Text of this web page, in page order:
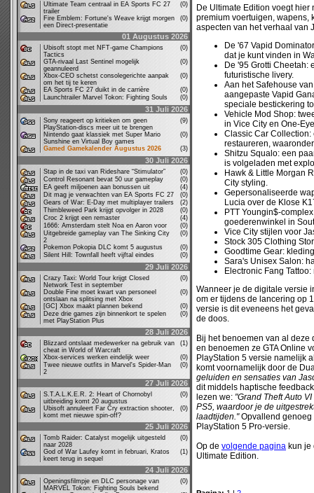
Ultimate Team centraal in EA Sports FC 27
trailer
(0)
Fire Emblem: Fortune's Weave krijgt morgen
een Direct-presentatie
(0)
01 Augustus 2026
Ubisoft stopt met NFT-game Champions
Tactics
(0)
GTA-rivaal Last Sentinel mogelijk
geannuleerd
(0)
Xbox-CEO schetst consolegerichte aanpak
om het tij te keren
(0)
EA Sports FC 27 duikt in de carrière
(0)
Launchtrailer Marvel Tokon: Fighting Souls
(0)
31 Juli 2026
Sony reageert op kritieken om geen
PlayStation-discs meer uit te brengen
(9)
Nintendo gaat klassiek met Super Mario
Sunshine en Virtual Boy games
(0)
Gamed Gamekalender Augustus 2026
(3)
30 Juli 2026
Stap in de taxi van Rideshare “Stimulator”
(0)
Control Resonant bevat 50 uur gameplay
(0)
EA geeft miljoenen aan bonussen uit
(4)
Dit mag je verwachten van EA Sports FC 27
(0)
Gears of War: E-Day met multiplayer trailers
(2)
Thimbleweed Park krijgt opvolger in 2028
(0)
Croc 2 krijgt een remaster
(4)
1666: Amsterdam stelt Noa en Aaron voor
(0)
Uitgebreide gameplay van The Sinking City
2
(0)
Pokemon Pokopia DLC komt 5 augustus
(0)
Silent Hill: Townfall heeft vijftal eindes
(0)
29 Juli 2026
Crazy Taxi: World Tour krijgt Closed
Network Test in september
(0)
Double Fine moet kwart van personeel
ontslaan na splitsing met Xbox
(0)
[GC] Xbox maakt plannen bekend
(0)
Deze drie games zijn binnenkort te spelen
met PlayStation Plus
(0)
28 Juli 2026
Blizzard ontslaat medewerker na gebruik van
cheat in World of Warcraft
(1)
Xbox-services werken eindelijk weer
(0)
Twee nieuwe outfits in Marvel's Spider-Man
2
(0)
27 Juli 2026
S.T.A.L.K.E.R. 2: Heart of Chornobyl
uitbreiding komt 20 augustus
(0)
Ubisoft annuleert Far Cry extraction shooter,
komt met nieuwe spin-off?
(0)
25 Juli 2026
Tomb Raider: Catalyst mogelijk uitgesteld
naar 2028
(0)
God of War Laufey komt in februari, Kratos
keert terug in sequel
(1)
24 Juli 2026
Openingsfilmpje en DLC personage van
MARVEL Tokon: Fighting Souls bekend
(0)
De Ultimate Edition voegt
premium voertuigen, wapens,
aspecten van het verhaal van
De '67 Vapid
dat je kunt vinden in
De '95 Grotti Cheetah:
futuristische livery.
Aan het Safehouse
aangepaste Vapid
speciale bestickering
Vehicle Mod Shop:
in Vice City en One-
Classic Car Collection:
restaureren,
Shitzu Squalo: een
is volgeladen met
Hawk & Little Morgan
City styling.
Gepersonaliseerde
Lucia over de Klose
PTT Youngin$-
goederenwinkel in
Vice City stijlen voor
Stock 305 Clothing
Goodtime Gear:
Sara's Unisex Salon:
Electronic Fang
Wanneer je de digitale versie
om er tijdens de lancering op
versie is dit eveneens het
de doos.
Bij het benoemen van al
en benoemen ze GTA Online
PlayStation 5 versie namelijk
komt voornamelijk door de
geluiden en sensaties van
dit middels haptische
lezen we: "Grand Theft Auto
PS5, waardoor je de
laadtijden."Opvallend genoeg
PlayStation 5 Pro-versie.
Op de volgende pagina kun je
Ultimate Edition.